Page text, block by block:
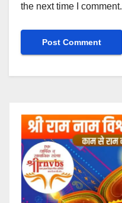
the next time I comment.